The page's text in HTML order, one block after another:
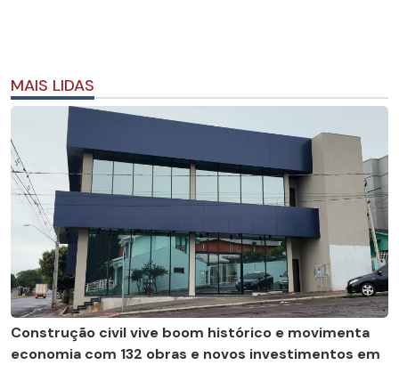
MAIS LIDAS
Construção civil vive boom histórico e movimenta
economia com 132 obras e novos investimentos em